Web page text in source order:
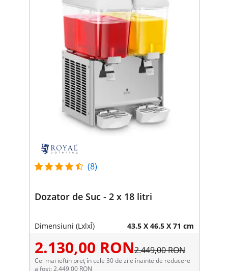
(8)
Dozator de Suc - 2 x 18 litri
Dimensiuni (LxlxÎ) 43.5 X 46.5 X 71 cm
2.130,00 RON2.449,00 RON
Cel mai ieftin preț în cele 30 de zile înainte de reducere
a fost: 2.449,00 RON